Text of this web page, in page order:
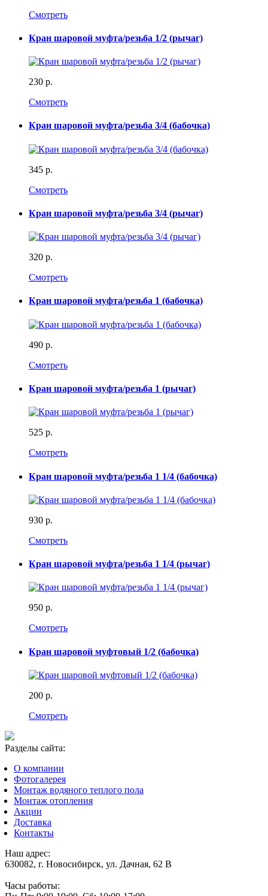
Смотреть
Кран шаровой муфта/резьба 1/2 (рычаг)
230 р.
Смотреть
Кран шаровой муфта/резьба 3/4 (бабочка)
345 р.
Смотреть
Кран шаровой муфта/резьба 3/4 (рычаг)
320 р.
Смотреть
Кран шаровой муфта/резьба 1 (бабочка)
490 р.
Смотреть
Кран шаровой муфта/резьба 1 (рычаг)
525 р.
Смотреть
Кран шаровой муфта/резьба 1 1/4 (бабочка)
930 р.
Смотреть
Кран шаровой муфта/резьба 1 1/4 (рычаг)
950 р.
Смотреть
Кран шаровой муфтовый 1/2 (бабочка)
200 р.
Смотреть
Разделы сайта:
О компании
Фотогалерея
Монтаж водяного теплого пола
Монтаж отопления
Акции
Доставка
Контакты
Наш адрес:
630082, г. Новосибирск, ул. Дачная, 62 В
Часы работы: